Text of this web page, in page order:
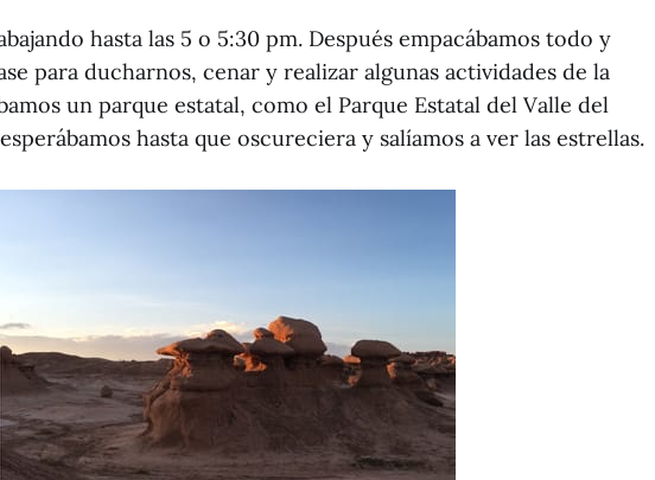
hasta las 5 o 5:30 pm. Después empacábamos todo y
para ducharnos, cenar y realizar algunas actividades de la
un parque estatal, como el Parque Estatal del Valle del
hasta que oscureciera y salíamos a ver las estrellas.